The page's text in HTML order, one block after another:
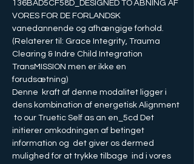
136BAD5CF58D_DESIGNED TO ÅBNING AF
VORES FOR DE FORLANDSK
vanedannende og afhængige forhold.
(Relaterer til: Grace Integrity, Trauma
Clearing & Indre Child Integration
TransMISSION men er ikke en
forudsætning)
Denne  kraft af denne modalitet ligger i
dens kombination af energetisk Alignment
to our Truetic Self as an en_5cd Det
initierer omkodningen af betinget
information og  det giver os dermed
mulighed for at trykke tilbage  ind i vores